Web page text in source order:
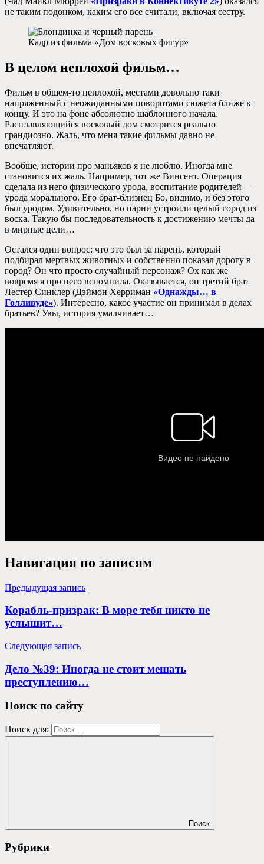
не таким подонком, каким его все считали, включая сестру.
Кадр из фильма «Дом восковых фигур»
В целом неплохой фильм…
Фильм в общем-то неплохой, местами довольно таки
напряженный с неожиданными поворотами сюжета ближе к
концу. И это на фоне абсолютно шаблонного начала.
Расплавляющийся восковый дом смотрится реально
грандиозно. Жаль, что меня такие фильмы давно не
впечатляют.
Вообще, истории про маньяков я не люблю. Иногда мне
становится их жаль. Например, тот же Винсент. Операция
сделала из него физического урода, воспитание родителей —
урода морального. Его брат-близнец Бо, видимо, и без этого
был уродом. Удивительно, но парни устроили целый город из
воска. Такую бы последовательность к достижению мечты да
в мирные цели…
Остался один вопрос: что это был за парень, который
подбирал мертвых животных и собственно показал дорогу в
город? Он что просто случайный персонаж? Ох как же
вовремя я про него вспомнила. Оказывается, он третий брат
Лестер Синклер (Дэймон Херриман «Однажды… в
Голливуде»). Интересно, какое участие он принимал в делах
братьев? Увы, история умалчивает…
Навигация по записям
Предыдущая запись
Корабль-призрак: В море тебя никто не
услышит…
Следующая запись
Дело №39: Иногда не стоит мешать
преступлению…
Поиск по сайту
Поиск для:
Поиск
Рубрики